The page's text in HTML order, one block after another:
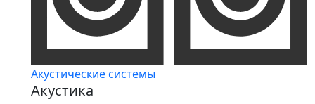
Акустические системы
Акустика